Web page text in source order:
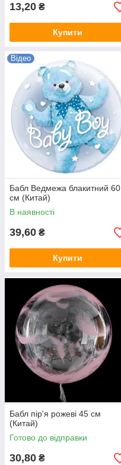
13,20 ₴
Купити
Відео
Бабл Ведмежа блакитний 60
см (Китай)
В наявності
39,60 ₴
Купити
Бабл пір'я рожеві 45 см
(Китай)
Готово до відправки
30,80 ₴